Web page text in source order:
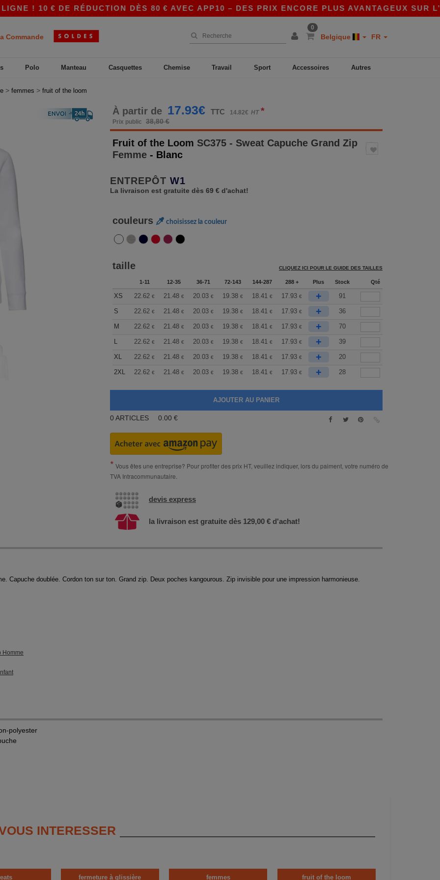
€ DE RÉDUCTION DÈS 80 € AVEC APP10 – DES PRIX ENCORE PLUS AVANTAGEUX SUR L’APP !
Commande
0
Belgique FR
Polo Manteau Casquettes Chemise Travail Sport Accessoires Autres
> femmes > fruit of the loom
À partir de 17.93€ TTC 14.82€ HT *
Prix public 38,80 €
Fruit of the Loom SC375 - Sweat Capuche Grand Zip
Femme - Blanc
ENTREPÔT W1
La livraison est gratuite dès 69 € d'achat!
couleurs choisissez la couleur
taille CLIQUEZ ICI POUR LE GUIDE DES TAILLES
1-11 12-35 36-71 72-143 144-287 288 + Plus Stock Qté
XS 22.62 € 21.48 € 20.03 € 19.38 € 18.41 € 17.93 € + 91
S 22.62 € 21.48 € 20.03 € 19.38 € 18.41 € 17.93 € + 36
M 22.62 € 21.48 € 20.03 € 19.38 € 18.41 € 17.93 € + 70
L 22.62 € 21.48 € 20.03 € 19.38 € 18.41 € 17.93 € + 39
XL 22.62 € 21.48 € 20.03 € 19.38 € 18.41 € 17.93 € + 20
2XL 22.62 € 21.48 € 20.03 € 19.38 € 18.41 € 17.93 € + 28
0 ARTICLES 0.00 €
Vous êtes une entreprise? Pour profiter des prix HT, veuillez indiquer, lors du paiment, votre numéro de
TVA Intracommunautaire.
devis express
la livraison est gratuite dès 129,00 € d'achat!
Capuche doublée. Cordon ton sur ton. Grand zip. Deux poches kangourous. Zip invisible pour une impression harmonieuse.
Homme
polyester
INTERESSER
fermeture à glissière femmes fruit of the loom